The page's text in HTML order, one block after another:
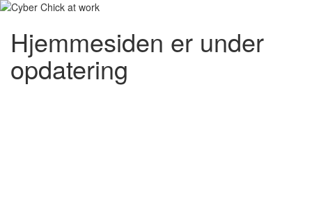
Hjemmesiden er under
opdatering